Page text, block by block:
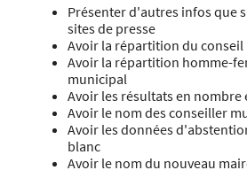
Présenter d'autres infos que
sites de presse
Avoir la répartition du
Avoir la répartition homme-
municipal
Avoir les résultats en nombre
Avoir le nom des conseiller
Avoir les données
blanc
Avoir le nom du nouveau